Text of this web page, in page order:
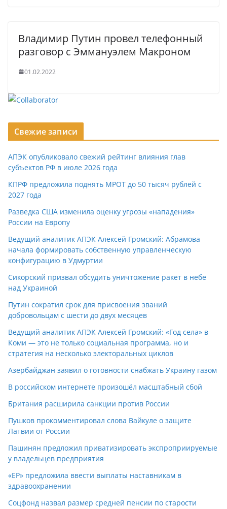
Владимир Путин провел телефонный
разговор с Эммануэлем Макроном
01.02.2022
Свежие записи
АПЭК опубликовало свежий рейтинг влияния глав
субъектов РФ в июле 2026 года
КПРФ предложила поднять МРОТ до 50 тысяч рублей с
2027 года
Разведка США изменила оценку угрозы «нападения»
России на Европу
Ведущий аналитик АПЭК Алексей Громский: Абрамова
начала формировать собственную управленческую
конфигурацию в Удмуртии
Сикорский призвал обсудить уничтожение ракет в небе
над Украиной
Путин сократил срок для присвоения званий
добровольцам с шести до двух месяцев
Ведущий аналитик АПЭК Алексей Громский: «Год села» в
Коми — это не только социальная программа, но и
стратегия на несколько электоральных циклов
Азербайджан заявил о готовности снабжать Украину газом
В российском интернете произошёл масштабный сбой
Британия расширила санкции против России
Пушков прокомментировал слова Вайкуле о защите
Латвии от России
Пашинян предложил приватизировать экспроприируемые
у владельцев предприятия
«ЕР» предложила ввести выплаты наставникам в
здравоохранении
Соцфонд назвал размер средней пенсии по старости